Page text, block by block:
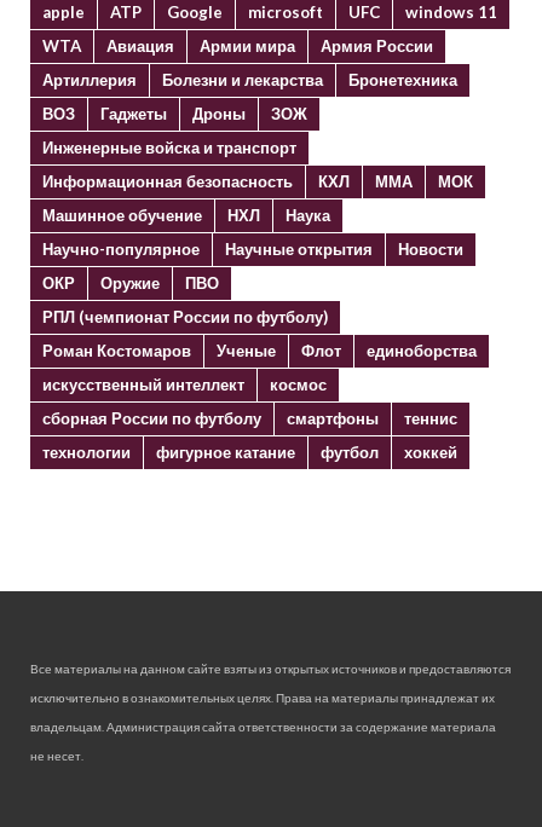
apple ATP Google microsoft UFC
windows 11
WTA
Авиация Армии мира
Армия России
Артиллерия
Болезни и лекарства
Бронетехника
ВОЗ
Гаджеты Дроны
ЗОЖ
Инженерные войска и транспорт
Информационная безопасность
КХЛ ММА
МОК
Машинное обучение
НХЛ
Наука
Научно-популярное
Научные открытия
Новости
ОКР
Оружие
ПВО
РПЛ (чемпионат России по футболу)
Роман Костомаров
Ученые Флот
единоборства
искусственный интеллект
космос
сборная России по футболу
смартфоны
теннис
технологии
фигурное катание футбол хоккей
Все материалы на данном сайте взяты из открытых источников и предоставляются
исключительно в ознакомительных целях. Права на материалы принадлежат их
владельцам. Администрация сайта ответственности за содержание материала
не несет.